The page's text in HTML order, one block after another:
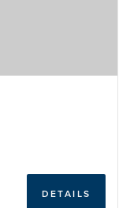
DETAILS